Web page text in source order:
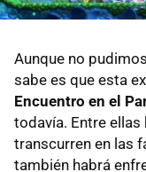
Aunque no
sabe es que esta
Encuentro en el
todavía. Entre
transcurren en las
también habrá